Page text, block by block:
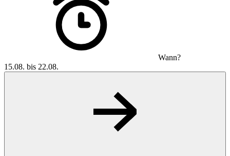
Wann?
15.08. bis 22.08.